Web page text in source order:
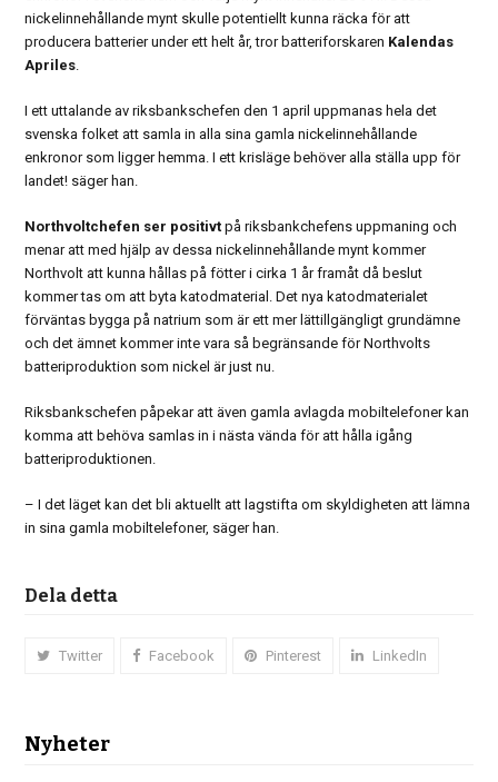
nickelinnehållande mynt skulle potentiellt kunna räcka för att
producera batterier under ett helt år, tror batteriforskaren Kalendas
Apriles.
I ett uttalande av riksbankschefen den 1 april uppmanas hela det
svenska folket att samla in alla sina gamla nickelinnehållande
enkronor som ligger hemma. I ett krisläge behöver alla ställa upp för
landet! säger han.
Northvoltchefen ser positivt på riksbankchefens uppmaning och
menar att med hjälp av dessa nickelinnehållande mynt kommer
Northvolt att kunna hållas på fötter i cirka 1 år framåt då beslut
kommer tas om att byta katodmaterial. Det nya katodmaterialet
förväntas bygga på natrium som är ett mer lättillgängligt grundämne
och det ämnet kommer inte vara så begränsande för Northvolts
batteriproduktion som nickel är just nu.
Riksbankschefen påpekar att även gamla avlagda mobiltelefoner kan
komma att behöva samlas in i nästa vända för att hålla igång
batteriproduktionen.
– I det läget kan det bli aktuellt att lagstifta om skyldigheten att lämna
in sina gamla mobiltelefoner, säger han.
Dela detta
Twitter Facebook Pinterest LinkedIn
Nyheter